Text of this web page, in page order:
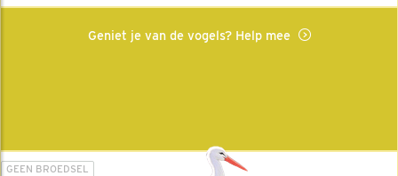
Geniet je van de vogels? Help mee
GEEN BROEDSEL